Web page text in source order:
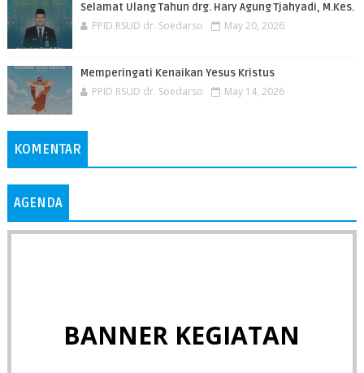
Selamat Ulang Tahun drg. Hary Agung Tjahyadi, M.Kes.
PPID RSUD dr. Soedarso May 20, 2026
Memperingati Kenaikan Yesus Kristus
PPID RSUD dr. Soedarso May 14, 2026
KOMENTAR
AGENDA
BANNER KEGIATAN